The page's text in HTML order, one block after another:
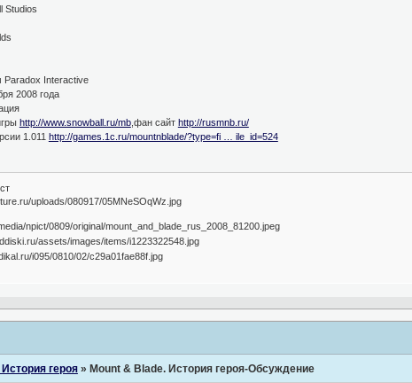
Studios
Paradox Interactive
2008 года
http://www.snowball.ru/mb,фан сайт http://rusmnb.ru/
1.011 http://games.1c.ru/mountnblade/?type=fi … ile_id=524
героя » Mount & Blade. История героя-Обсуждение